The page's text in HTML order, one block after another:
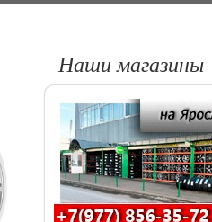
Наши магазины